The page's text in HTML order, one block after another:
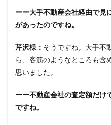
ーー大手不動産会社経由で見
があったのですね。
芹沢様： そうですね。大手不
ら、客筋のようなところも含
思いました。
ーー不動産会社の査定額だけ
ですね。